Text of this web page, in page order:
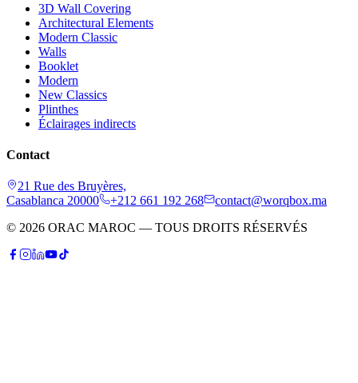
3D Wall Covering
Architectural Elements
Modern Classic
Walls
Booklet
Modern
New Classics
Plinthes
Éclairages indirects
Contact
21 Rue des Bruyères,
Casablanca 20000
+212 661 192 268
contact@worqbox.ma
© 2026 ORAC MAROC — TOUS DROITS RÉSERVÉS